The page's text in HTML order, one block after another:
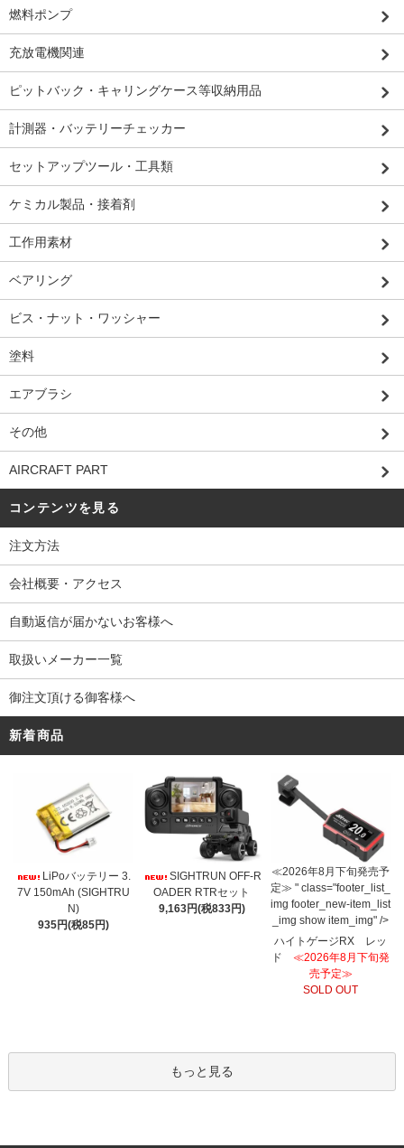
燃料ポンプ
充放電機関連
ピットバック・キャリングケース等収納用品
計測器・バッテリーチェッカー
セットアップツール・工具類
ケミカル製品・接着剤
工作用素材
ベアリング
ビス・ナット・ワッシャー
塗料
エアブラシ
その他
AIRCRAFT PART
コンテンツを見る
注文方法
会社概要・アクセス
自動返信が届かないお客様へ
取扱いメーカー一覧
御注文頂ける御客様へ
新着商品
LiPoバッテリー 3.
7V 150mAh (SIGHTRU
N)
935円(税85円)
SIGHTRUN OFF-R
OADER RTRセット
9,163円(税833円)
≪2026年8月下旬発売予
定≫ " class="footer_list_
img footer_new-item_list
_img show item_img" />
ハイトゲージRX レッ
ド ≪2026年8月下旬発
売予定≫
SOLD OUT
もっと見る